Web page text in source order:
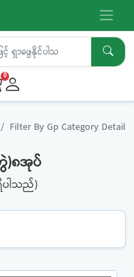
0
Filter By Gp Category Detail
)၈အုပ်
ပါသည်)